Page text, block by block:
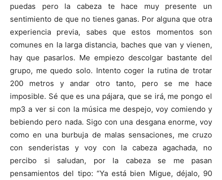
puedas pero la cabeza te hace muy presente un
sentimiento de que no tienes ganas. Por alguna que otra
experiencia previa, sabes que estos momentos son
comunes en la larga distancia, baches que van y vienen,
hay que pasarlos. Me empiezo descolgar bastante del
grupo, me quedo solo. Intento coger la rutina de trotar
200 metros y andar otro tanto, pero se me hace
imposible. Sé que es una pájara, que se irá, me pongo el
mp3 a ver si con la música me despejo, voy comiendo y
bebiendo pero nada. Sigo con una desgana enorme, voy
como en una burbuja de malas sensaciones, me cruzo
con senderistas y voy con la cabeza agachada, no
percibo si saludan, por la cabeza se me pasan
pensamientos del tipo: “Ya está bien Migue, déjalo, 90